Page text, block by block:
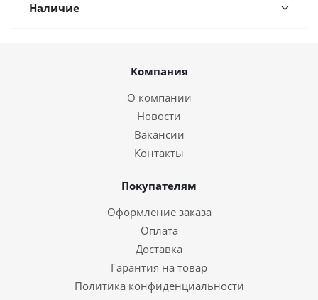
Наличие
Компания
О компании
Новости
Вакансии
Контакты
Покупателям
Оформление заказа
Оплата
Доставка
Гарантия на товар
Политика конфиденциальности